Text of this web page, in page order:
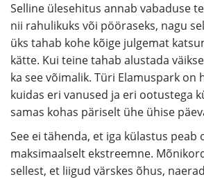
Selline ülesehitus annab vabaduse
nii rahulikuks või pööraseks, nagu
üks tahab kohe kõige julgemat
kätte. Kui teine tahab alustada
ka see võimalik. Türi Elamuspark on
kuidas eri vanused ja eri ootustega
samas kohas päriselt ühe ühise
See ei tähenda, et iga külastus peab
maksimaalselt ekstreemne.
sellest, et liigud värskes õhus,